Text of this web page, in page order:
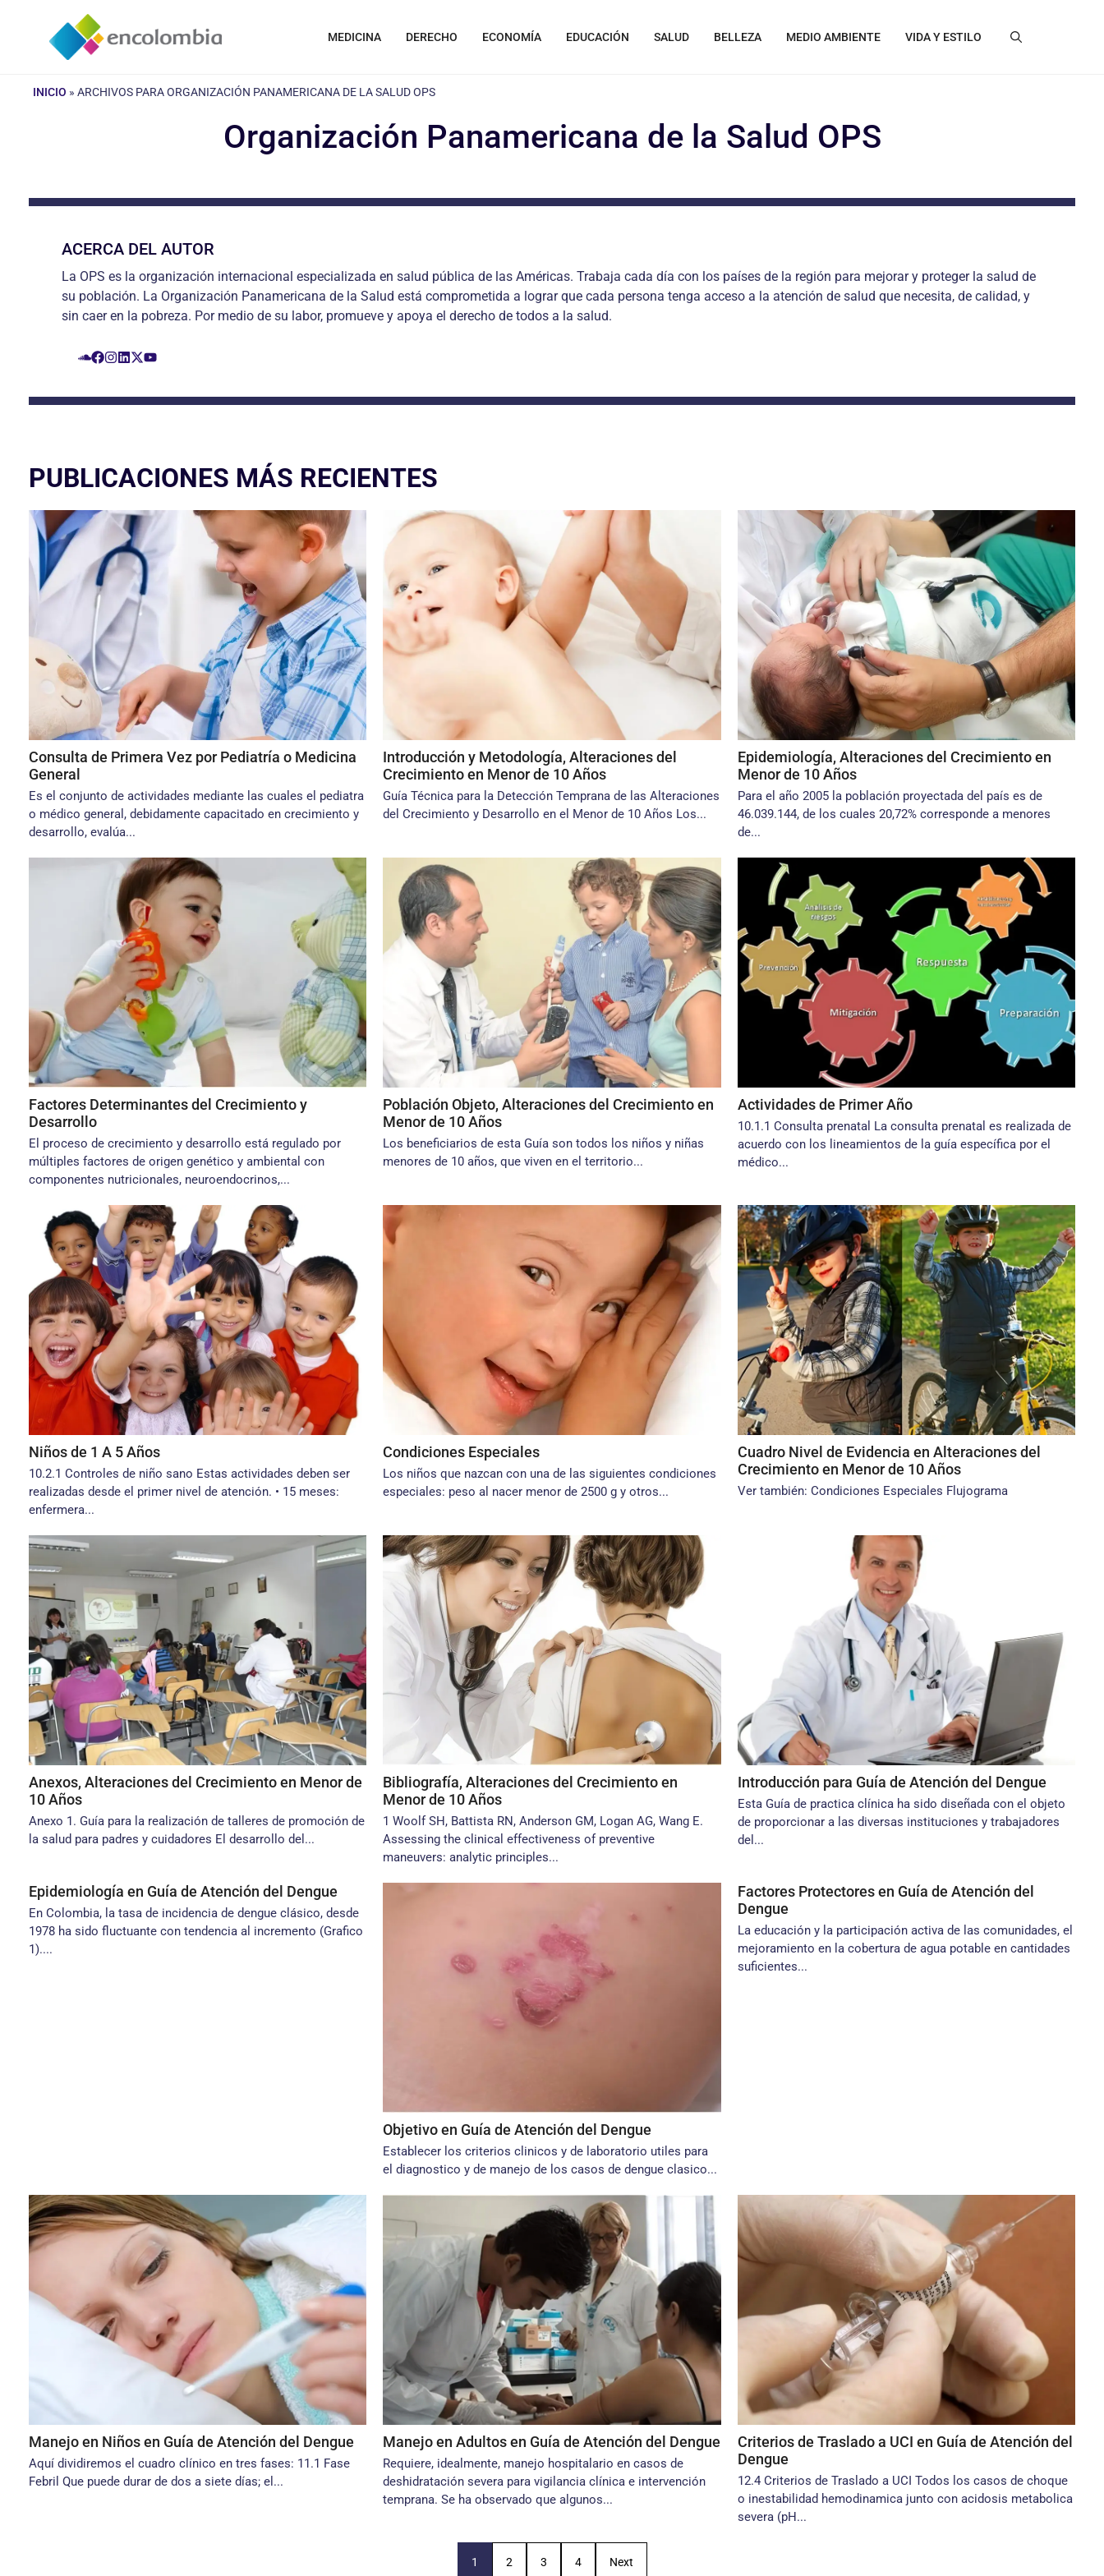
contenido
MEDICINA DERECHO ECONOMÍA EDUCACIÓN SALUD BELLEZA MEDIO AMBIENTE VIDA Y ESTILO
INICIO » ARCHIVOS PARA ORGANIZACIÓN PANAMERICANA DE LA SALUD OPS
Organización Panamericana de la Salud OPS
ACERCA DEL AUTOR
La OPS es la organización internacional especializada en salud pública de las Américas. Trabaja cada día con los países de la región para mejorar y proteger la salud de
su población. La Organización Panamericana de la Salud está comprometida a lograr que cada persona tenga acceso a la atención de salud que necesita, de calidad, y
sin caer en la pobreza. Por medio de su labor, promueve y apoya el derecho de todos a la salud.
PUBLICACIONES MÁS RECIENTES
Consulta de Primera Vez por Pediatría o Medicina
General
Es el conjunto de actividades mediante las cuales el pediatra
o médico general, debidamente capacitado en crecimiento y
desarrollo, evalúa...
Introducción y Metodología, Alteraciones del
Crecimiento en Menor de 10 Años
Guía Técnica para la Detección Temprana de las Alteraciones
del Crecimiento y Desarrollo en el Menor de 10 Años Los...
Epidemiología, Alteraciones del Crecimiento en
Menor de 10 Años
Para el año 2005 la población proyectada del país es de
46.039.144, de los cuales 20,72% corresponde a menores
de...
Factores Determinantes del Crecimiento y
Desarrollo
El proceso de crecimiento y desarrollo está regulado por
múltiples factores de origen genético y ambiental con
componentes nutricionales, neuroendocrinos,...
Población Objeto, Alteraciones del Crecimiento en
Menor de 10 Años
Los beneficiarios de esta Guía son todos los niños y niñas
menores de 10 años, que viven en el territorio...
Actividades de Primer Año
10.1.1 Consulta prenatal La consulta prenatal es realizada de
acuerdo con los lineamientos de la guía específica por el
médico...
Niños de 1 A 5 Años
10.2.1 Controles de niño sano Estas actividades deben ser
realizadas desde el primer nivel de atención. • 15 meses:
enfermera...
Condiciones Especiales
Los niños que nazcan con una de las siguientes condiciones
especiales: peso al nacer menor de 2500 g y otros...
Cuadro Nivel de Evidencia en Alteraciones del
Crecimiento en Menor de 10 Años
Ver también: Condiciones Especiales Flujograma
Anexos, Alteraciones del Crecimiento en Menor de
10 Años
Anexo 1. Guía para la realización de talleres de promoción de
la salud para padres y cuidadores El desarrollo del...
Bibliografía, Alteraciones del Crecimiento en
Menor de 10 Años
1 Woolf SH, Battista RN, Anderson GM, Logan AG, Wang E.
Assessing the clinical effectiveness of preventive
maneuvers: analytic principles...
Introducción para Guía de Atención del Dengue
Esta Guía de practica clínica ha sido diseñada con el objeto
de proporcionar a las diversas instituciones y trabajadores
del...
Epidemiología en Guía de Atención del Dengue
En Colombia, la tasa de incidencia de dengue clásico, desde
1978 ha sido fluctuante con tendencia al incremento (Grafico
1)....
Objetivo en Guía de Atención del Dengue
Establecer los criterios clinicos y de laboratorio utiles para
el diagnostico y de manejo de los casos de dengue clasico...
Factores Protectores en Guía de Atención del
Dengue
La educación y la participación activa de las comunidades, el
mejoramiento en la cobertura de agua potable en cantidades
suficientes...
Manejo en Niños en Guía de Atención del Dengue
Aquí dividiremos el cuadro clínico en tres fases: 11.1 Fase
Febril Que puede durar de dos a siete días; el...
Manejo en Adultos en Guía de Atención del Dengue
Requiere, idealmente, manejo hospitalario en casos de
deshidratación severa para vigilancia clínica e intervención
temprana. Se ha observado que algunos...
Criterios de Traslado a UCI en Guía de Atención del
Dengue
12.4 Criterios de Traslado a UCI Todos los casos de choque
o inestabilidad hemodinamica junto con acidosis metabolica
severa (pH...
1 2 3 4 Next